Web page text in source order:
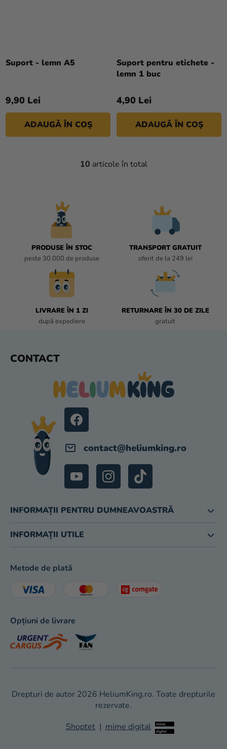
Suport - lemn A5
9,90 Lei
ADAUGĂ ÎN COŞ
Suport pentru etichete -
lemn 1 buc
4,90 Lei
ADAUGĂ ÎN COŞ
C
10 articole în total
PRODUSE ÎN STOC
peste 30.000 de produse
TRANSPORT GRATUIT
oferit de la 249 lei
LIVRARE ÎN 1 ZI
după expediere
RETURNARE ÎN 30 DE ZILE
gratuit
CONTACT
contact@heliumking.ro
INFORMAȚII PENTRU DUMNEAVOASTRĂ
INFORMAȚII UTILE
Metode de plată
Opțiuni de livrare
Shoptet | mime digital
Drepturi de autor 2026 HeliumKing.ro. Toate drepturile
rezervate.